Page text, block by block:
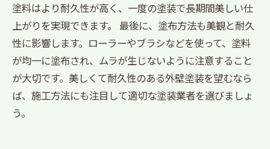
塗料はより耐久性が高く、一度の塗装で長期間美しい仕
上がりを実現できます。 最後に、塗布方法も美観と耐久
性に影響します。ローラーやブラシなどを使って、塗料
が均一に塗布され、ムラが生じないように注意すること
が大切です。美しくて耐久性のある外壁塗装を望むなら
ば、施工方法にも注目して適切な塗装業者を選びましょ
う。